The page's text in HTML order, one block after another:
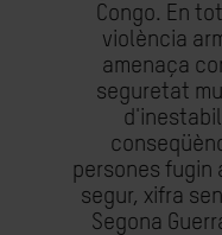
Congo. En
violència
amenaça
seguretat
persones fugin
segur, xifra
Segona